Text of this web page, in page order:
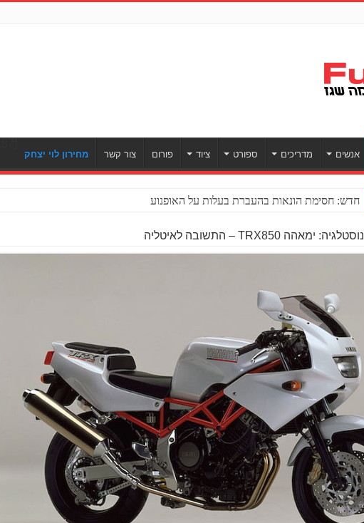
אנשים מדריכים ספורט ציוד פורום צור קשר מחירון לוי יצחק
חדש: חסימת הונאות בהעברת בעלות על האופנוע
נוסטלגיה: ימאהה TRX850 – התשובה לאיטליה